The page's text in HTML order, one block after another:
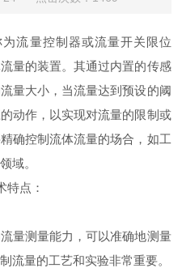
为流量控制器或流量开关限位
量的装置。其通过内置的传感
量大小，当流量达到预设的阈
动作，以实现对流量的限制或
确控制流体流量的场合，如工
域。
特点：
测量能力，可以准确地测量
流量的工艺和实验非常重要。